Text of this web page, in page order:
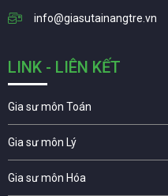
info@giasutainangtre.vn
LINK - LIÊN KẾT
Gia sư môn Toán
Gia sư môn Lý
Gia sư môn Hóa